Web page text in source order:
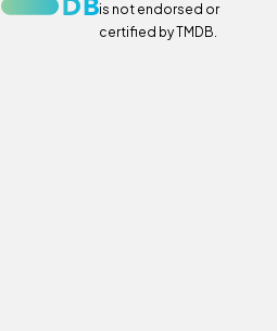
is not endorsed or
certified by TMDB.